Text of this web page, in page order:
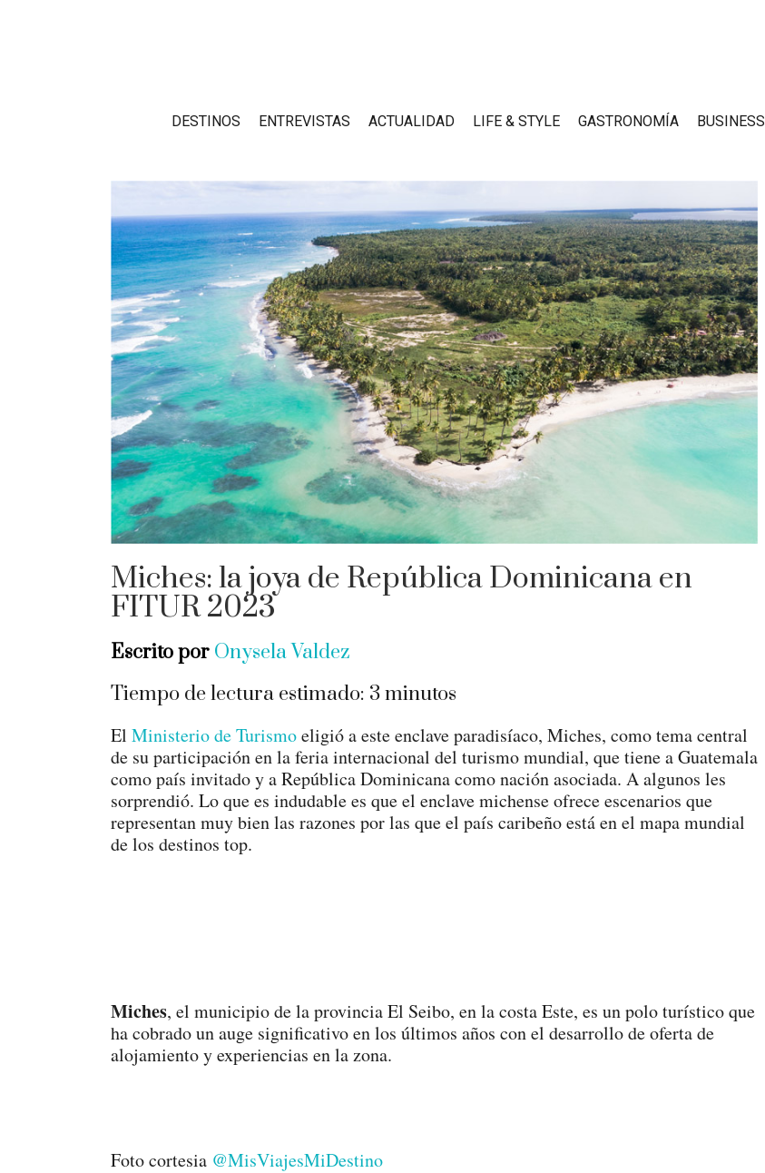
DESTINOS ENTREVISTAS ACTUALIDAD LIFE & STYLE GASTRONOMÍA BUSINESS
Miches: la joya de República Dominicana en
FITUR 2023
Escrito por Onysela Valdez
Tiempo de lectura estimado: 3minutos
El Ministerio de Turismoeligió a este enclave paradisíaco, Miches, como tema central
de su participación en la feria internacional del turismo mundial, que tiene a Guatemala
como país invitado y a República Dominicana como nación asociada. A algunos les
sorprendió. Lo que es indudable es que el enclave michense ofrece escenarios que
representan muy bien las razones por las que el país caribeño está en el mapa mundial
de los destinos top.
Miches, el municipio de la provincia El Seibo, en la costa Este, es un polo turístico que
ha cobrado un auge significativo en los últimos años con el desarrollo de oferta de
alojamiento y experiencias en la zona.
Foto cortesia @MisViajesMiDestino